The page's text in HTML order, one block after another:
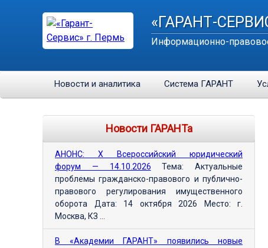
«ГАРАНТ-
Информационно-
Новости и аналитика Система ГАРАНТ
Новости ГАРАНТа
АНОНС: Х Всероссийский юридический
форум — 14.10.2026 Тема: Актуальные
проблемы гражданско-правового и публично-
правового регулирования имущественного
оборота Дата: 14 октября 2026 Место: г.
Москва, КЗ ...
В «Академии ГАРАНТ» появились новые